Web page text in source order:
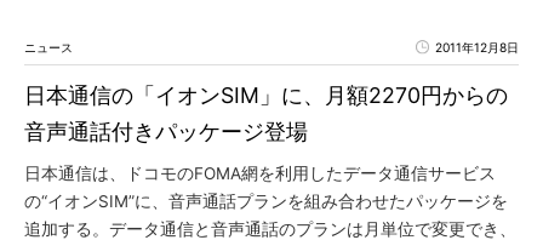
ニュース 2011年12月8日
日本通信の「イオンSIM」に、月額2270円からの
音声通話付きパッケージ登場
日本通信は、ドコモのFOMA網を利用したデータ通信サービス
の“イオンSIM”に、音声通話プランを組み合わせたパッケージを
追加する。データ通信と音声通話のプランは月単位で変更でき、